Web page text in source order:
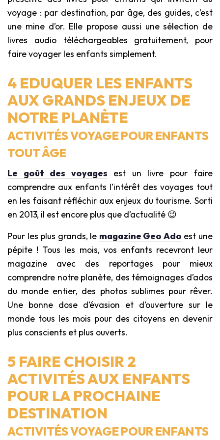
voyage : par destination, par âge, des guides, c’est
une mine d’or. Elle propose aussi une sélection de
livres audio téléchargeables gratuitement, pour
faire voyager les enfants simplement.
4 EDUQUER LES ENFANTS
AUX GRANDS ENJEUX DE
NOTRE PLANÈTE
ACTIVITÉS VOYAGE POUR ENFANTS
TOUT ÂGE
Le goût des voyages est un livre pour faire
comprendre aux enfants l’intérêt des voyages tout
en les faisant réfléchir aux enjeux du tourisme. Sorti
en 2013, il est encore plus que d’actualité 😉
Pour les plus grands, le magazine Geo Ado est une
pépite ! Tous les mois, vos enfants recevront leur
magazine avec des reportages pour mieux
comprendre notre planète, des témoignages d’ados
du monde entier, des photos sublimes pour rêver.
Une bonne dose d’évasion et d’ouverture sur le
monde tous les mois pour des citoyens en devenir
plus conscients et plus ouverts.
5 FAIRE CHOISIR 2
ACTIVITÉS AUX ENFANTS
POUR LA PROCHAINE
DESTINATION
ACTIVITÉS VOYAGE POUR ENFANTS